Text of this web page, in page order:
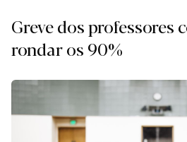
Greve dos professores
rondar os 90%